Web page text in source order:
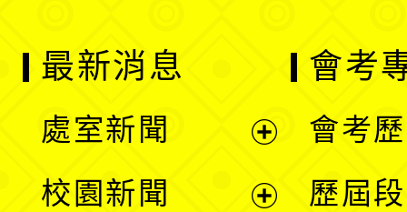
最新消息
處室新聞
校園新聞
會考
會考
歷屆